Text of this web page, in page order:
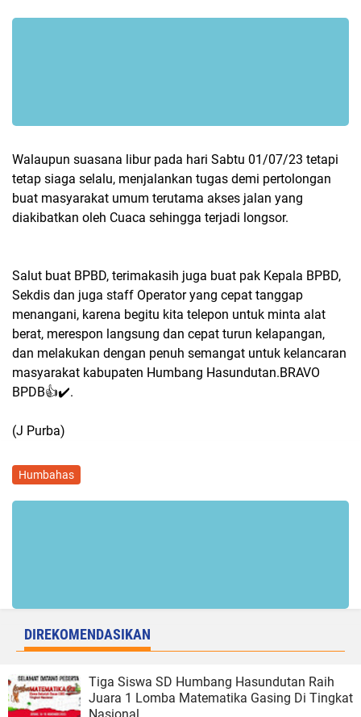
Walaupun suasana libur pada hari Sabtu 01/07/23 tetapi
tetap siaga selalu, menjalankan tugas demi pertolongan
buat masyarakat umum terutama akses jalan yang
diakibatkan oleh Cuaca sehingga terjadi longsor.
Salut buat BPBD, terimakasih juga buat pak Kepala BPBD,
Sekdis dan juga staff Operator yang cepat tanggap
menangani, karena begitu kita telepon untuk minta alat
berat, merespon langsung dan cepat turun kelapangan,
dan melakukan dengan penuh semangat untuk kelancaran
masyarakat kabupaten Humbang Hasundutan.BRAVO
BPDB👍✔️.
(J Purba)
Humbahas
DIREKOMENDASIKAN
Tiga Siswa SD Humbang Hasundutan Raih
Juara 1 Lomba Matematika Gasing Di Tingkat